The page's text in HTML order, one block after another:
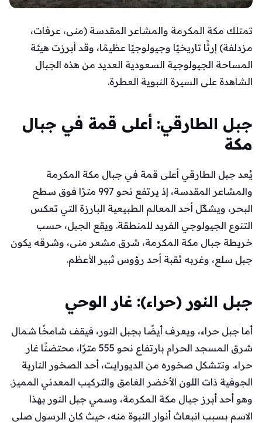
تمتلك مكة المكرمة والمشاعر المقدسة (منى، عرفات،
مزدلفة) إرثًا تاريخيًا وجيولوجيًا عظيمًا، وقد أبرزت هيئة
المساحة الجيولوجية السعودية العديد من هذه الجبال
الشاهدة على السيرة النبوية العطرة.
جبل الطارقي: أعلى قمة في جبال
مكة
يُعد جبل الطارقي أعلى قمة في جبال مكة المكرمة
والمشاعر المقدسة، إذ يرتفع نحو 997 مترًا فوق سطح
البحر، ويشكّل أحد المعالم الطبيعية البارزة التي تعكس
التنوع الجيولوجي الفريد للمنطقة. ويقع الجبل، حسب
خريطة جبال مكة المكرمة، شرق مشعر منى، وشرقه يكون
جبل سلع، وغربه ثقبة أحد رؤوس ثبير الأعظم.
جبل النور (حراء): غار الوحي
أما جبل حراء، ويعرف أيضًا بجبل النور، فيقف شامخًا شمال
شرق المسجد الحرام بارتفاع نحو 555 مترًا، محتضنًا غار
حراء. وتتشكل صخوره من الديورايت، أحد الصخور النارية
الجوفية ذات اللون الأخضر الغامق والتركيب المعدني المميز.
وهو أحد أبرز جبال مكة المكرمة، وسمي جبل النور بهذا
الاسم بسبب انبعاث أنوار النبوة منه، حيث كان الرسول صلى